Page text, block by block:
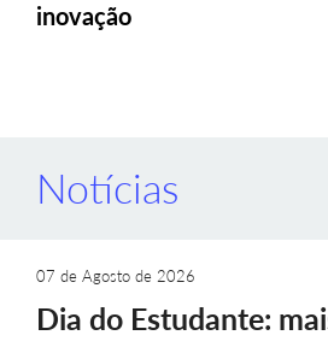
inovação
Notícias
07 de Agosto de 2026
Dia do Estudante: